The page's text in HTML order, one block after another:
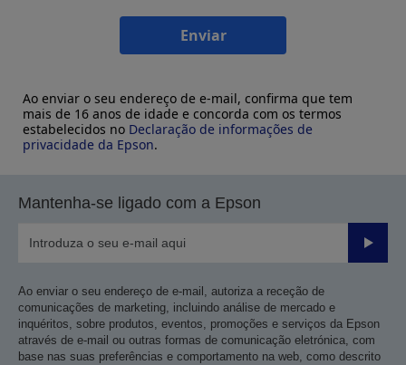
Enviar
Ao enviar o seu endereço de e-mail, confirma que tem
mais de 16 anos de idade e concorda com os termos
estabelecidos no Declaração de informações de
privacidade da Epson.
Mantenha-se ligado com a Epson
Enviar
Ao enviar o seu endereço de e-mail, autoriza a receção de
comunicações de marketing, incluindo análise de mercado e
inquéritos, sobre produtos, eventos, promoções e serviços da Epson
através de e-mail ou outras formas de comunicação eletrónica, com
base nas suas preferências e comportamento na web, como descrito